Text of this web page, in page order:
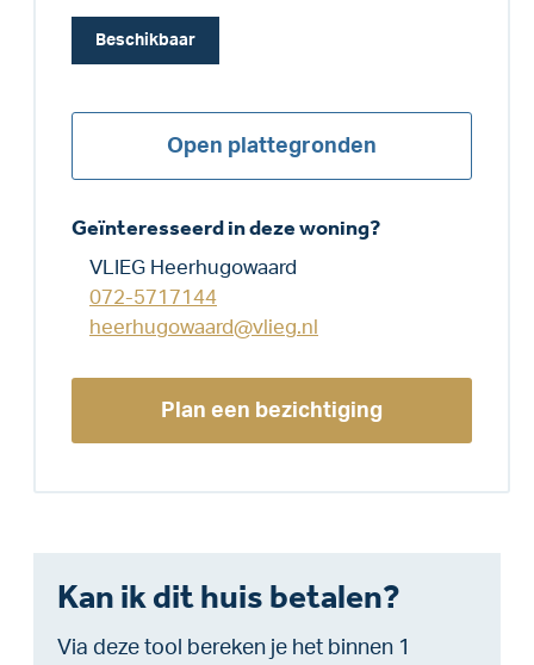
Beschikbaar
Open plattegronden
Geïnteresseerd in deze woning?
VLIEG Heerhugowaard
072-5717144
heerhugowaard@vlieg.nl
Plan een bezichtiging
Kan ik dit huis betalen?
Via deze tool bereken je het binnen 1